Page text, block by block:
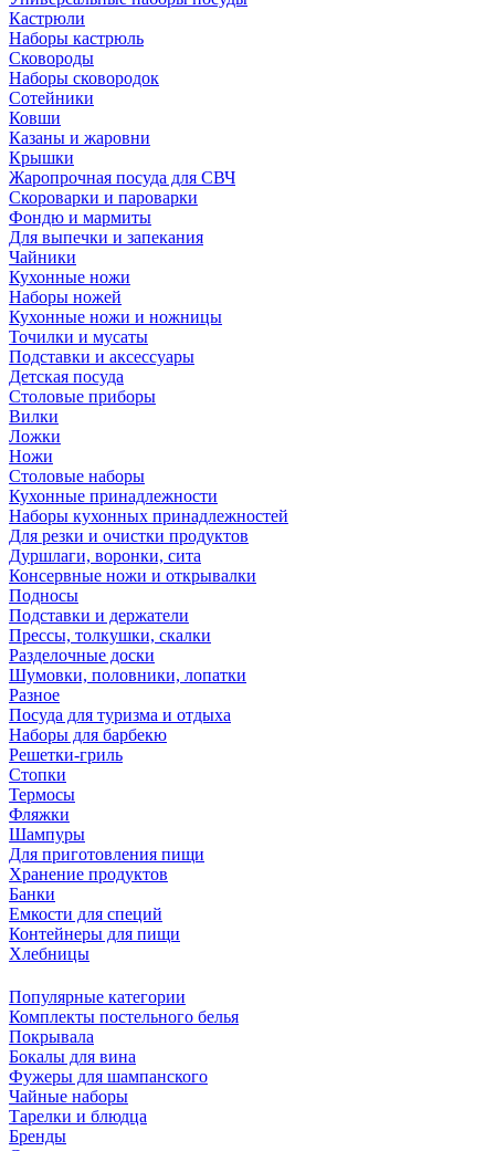
Кастрюли
Наборы кастрюль
Сковороды
Наборы сковородок
Сотейники
Ковши
Казаны и жаровни
Крышки
Жаропрочная посуда для СВЧ
Скороварки и пароварки
Фондю и мармиты
Для выпечки и запекания
Чайники
Кухонные ножи
Наборы ножей
Кухонные ножи и ножницы
Точилки и мусаты
Подставки и аксессуары
Детская посуда
Столовые приборы
Вилки
Ложки
Ножи
Столовые наборы
Кухонные принадлежности
Наборы кухонных принадлежностей
Для резки и очистки продуктов
Дуршлаги, воронки, сита
Консервные ножи и открывалки
Подносы
Подставки и держатели
Прессы, толкушки, скалки
Разделочные доски
Шумовки, половники, лопатки
Разное
Посуда для туризма и отдыха
Наборы для барбекю
Решетки-гриль
Стопки
Термосы
Фляжки
Шампуры
Для приготовления пищи
Хранение продуктов
Банки
Емкости для специй
Контейнеры для пищи
Хлебницы
Популярные категории
Комплекты постельного белья
Покрывала
Бокалы для вина
Фужеры для шампанского
Чайные наборы
Тарелки и блюдца
Бренды